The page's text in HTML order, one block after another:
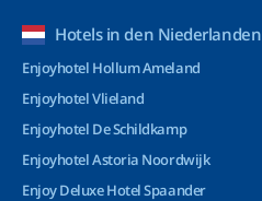
Hotels in den Niederlanden
Enjoyhotel Hollum Ameland
Enjoyhotel Vlieland
Enjoyhotel De Schildkamp
Enjoyhotel Astoria Noordwijk
Enjoy Deluxe Hotel Spaander